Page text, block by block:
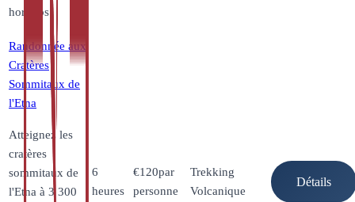
hornitos.
Randonnée aux
Cratères
Sommitaux de
l'Etna
Atteignez les
cratères
sommitaux de
l'Etna à 3 300
6
heures
€120par
personne
Trekking
Volcanique
Détails